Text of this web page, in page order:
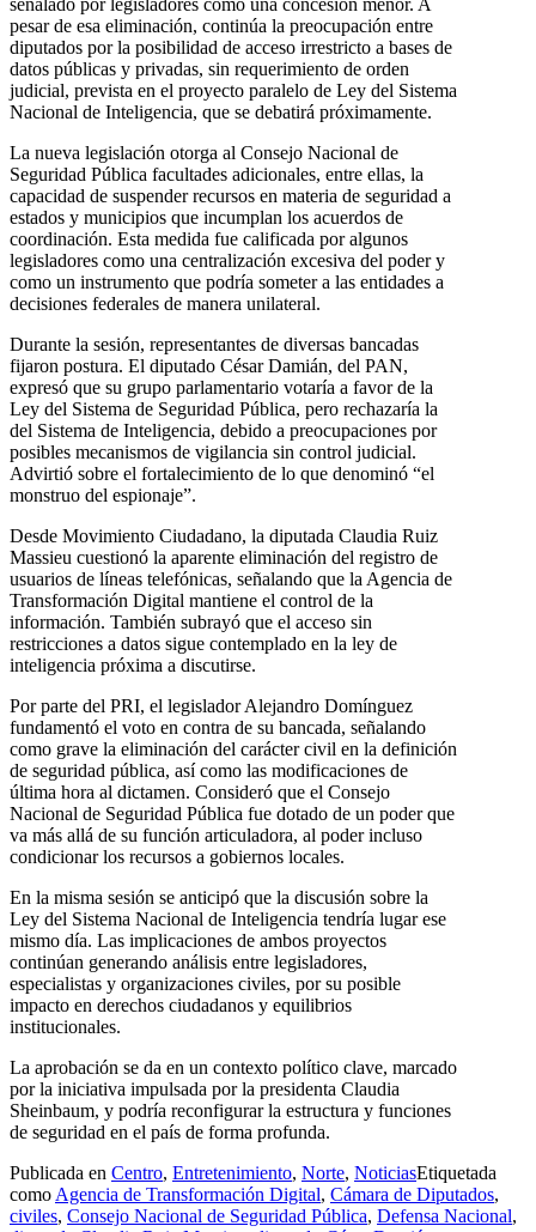
pesar de esa eliminación, continúa la preocupación entre
diputados por la posibilidad de acceso irrestricto a bases de
datos públicas y privadas, sin requerimiento de orden
judicial, prevista en el proyecto paralelo de Ley del Sistema
Nacional de Inteligencia, que se debatirá próximamente.
La nueva legislación otorga al Consejo Nacional de
Seguridad Pública facultades adicionales, entre ellas, la
capacidad de suspender recursos en materia de seguridad a
estados y municipios que incumplan los acuerdos de
coordinación. Esta medida fue calificada por algunos
legisladores como una centralización excesiva del poder y
como un instrumento que podría someter a las entidades a
decisiones federales de manera unilateral.
Durante la sesión, representantes de diversas bancadas
fijaron postura. El diputado César Damián, del PAN,
expresó que su grupo parlamentario votaría a favor de la
Ley del Sistema de Seguridad Pública, pero rechazaría la
del Sistema de Inteligencia, debido a preocupaciones por
posibles mecanismos de vigilancia sin control judicial.
Advirtió sobre el fortalecimiento de lo que denominó “el
monstruo del espionaje”.
Desde Movimiento Ciudadano, la diputada Claudia Ruiz
Massieu cuestionó la aparente eliminación del registro de
usuarios de líneas telefónicas, señalando que la Agencia de
Transformación Digital mantiene el control de la
información. También subrayó que el acceso sin
restricciones a datos sigue contemplado en la ley de
inteligencia próxima a discutirse.
Por parte del PRI, el legislador Alejandro Domínguez
fundamentó el voto en contra de su bancada, señalando
como grave la eliminación del carácter civil en la definición
de seguridad pública, así como las modificaciones de
última hora al dictamen. Consideró que el Consejo
Nacional de Seguridad Pública fue dotado de un poder que
va más allá de su función articuladora, al poder incluso
condicionar los recursos a gobiernos locales.
En la misma sesión se anticipó que la discusión sobre la
Ley del Sistema Nacional de Inteligencia tendría lugar ese
mismo día. Las implicaciones de ambos proyectos
continúan generando análisis entre legisladores,
especialistas y organizaciones civiles, por su posible
impacto en derechos ciudadanos y equilibrios
institucionales.
La aprobación se da en un contexto político clave, marcado
por la iniciativa impulsada por la presidenta Claudia
Sheinbaum, y podría reconfigurar la estructura y funciones
de seguridad en el país de forma profunda.
Publicada en Centro, Entretenimiento, Norte, NoticiasEtiquetada
como Agencia de Transformación Digital, Cámara de Diputados,
civiles, Consejo Nacional de Seguridad Pública, Defensa Nacional,